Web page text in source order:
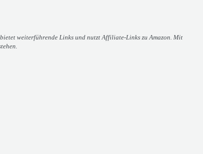
weiterführende Links und nutzt Affiliate-Links zu Amazon. Mit